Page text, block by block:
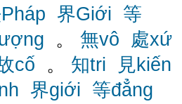
界Giới 等
。 無vô
處xứ
cố 。 知tri
見kiến
界giới 等đẳng